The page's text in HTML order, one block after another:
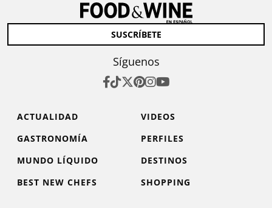
SUSCRÍBETE
Síguenos
ACTUALIDAD
VIDEOS
GASTRONOMÍA
PERFILES
MUNDO LÍQUIDO
DESTINOS
BEST NEW CHEFS
SHOPPING